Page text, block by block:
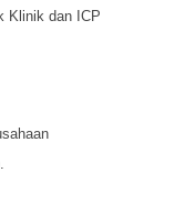
Klinik dan ICP